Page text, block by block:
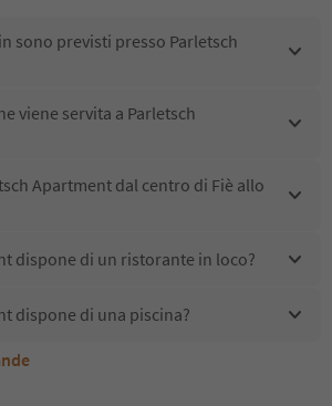
sono previsti presso Parletsch
viene servita a Parletsch
Apartment dal centro di Fiè allo
dispone di un ristorante in loco?
dispone di una piscina?
accetta animali domestici?
sono disponibili presso Parletsch
Apartment ricevono l'Alto Adige